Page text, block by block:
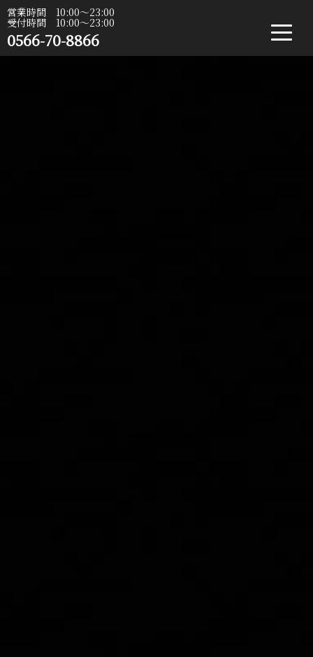
営業時間 10:00〜23:00
受付時間 10:00〜23:00
0566-70-8866